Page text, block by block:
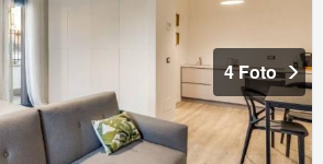
4 Foto